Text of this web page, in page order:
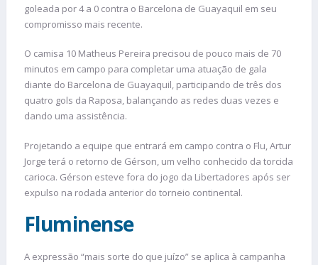
goleada por 4 a 0 contra o Barcelona de Guayaquil em seu
compromisso mais recente.
O camisa 10 Matheus Pereira precisou de pouco mais de 70
minutos em campo para completar uma atuação de gala
diante do Barcelona de Guayaquil, participando de três dos
quatro gols da Raposa, balançando as redes duas vezes e
dando uma assistência.
Projetando a equipe que entrará em campo contra o Flu, Artur
Jorge terá o retorno de Gérson, um velho conhecido da torcida
carioca. Gérson esteve fora do jogo da Libertadores após ser
expulso na rodada anterior do torneio continental.
Fluminense
A expressão “mais sorte do que juízo” se aplica à campanha